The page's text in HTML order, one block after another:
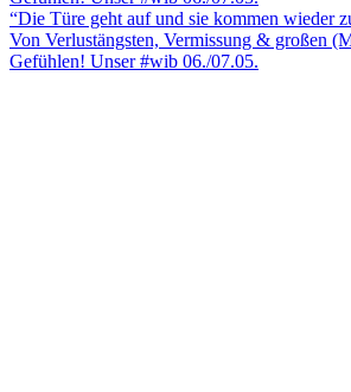
“Die Türe geht auf und sie kommen wieder
Von Verlustängsten, Vermissung & großen
Gefühlen! Unser #wib 06./07.05.